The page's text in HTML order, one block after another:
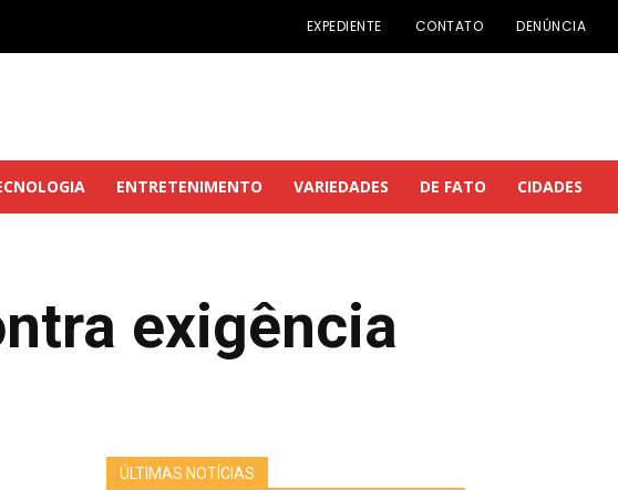
EXPEDIENTE CONTATO DENÚNCIA
ENTRETENIMENTO VARIEDADES DE FATO CIDADES
exigência
ÚLTIMAS NOTÍCIAS